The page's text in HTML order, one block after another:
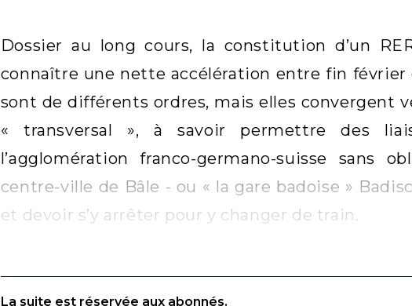
Dossier au long cours, la constitution d’un
connaître une nette accélération entre fin
sont de différents ordres, mais elles convergent
« transversal », à savoir permettre des
l’agglomération franco-germano-suisse sans
centre-ville de Bâle - ou « la gare badoise »
et devoir s’y arrêter pour y changer de train.
La suite est réservée aux abonnés.